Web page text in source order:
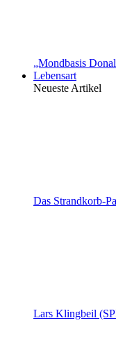
„Mondbasis
Lebensart
Neueste Artikel
Das Strandkorb-
Lars Klingbeil